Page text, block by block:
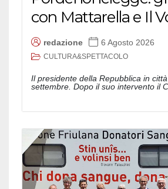
con Mattarella e Il
redazione 6 Agosto 2026
CULTURA&SPETTACOLO
Il presidente della Repubblica in
settembre. Dopo il suo intervento il